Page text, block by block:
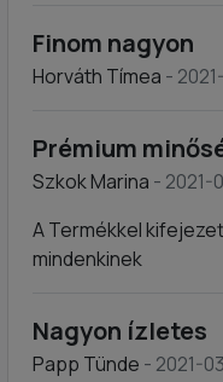
Finom nagyon
Horváth Tímea -
Prémium
Szkok Marina - 2021-
A Termékkel
mindenkinek
Nagyon ízletes
Papp Tünde - 2021-